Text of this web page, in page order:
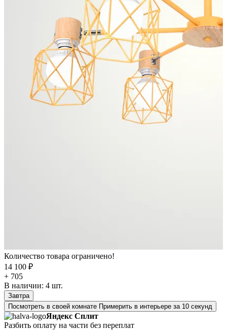
Количество товара ограничено!
14 100 ₽
+ 705
В наличии: 4 шт.
Завтра
Посмотреть в своей комнате Примерить в интерьере за 10 секунд
Яндекс Сплит
Разбить оплату на части без переплат